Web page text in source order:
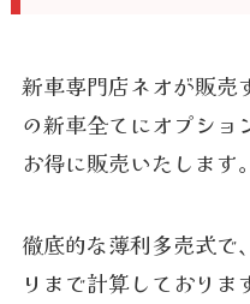
新車専門店ネオが販売
の新車全てにオプショ
お得に販売いたします。
徹底的な薄利多売式で
リまで計算しており